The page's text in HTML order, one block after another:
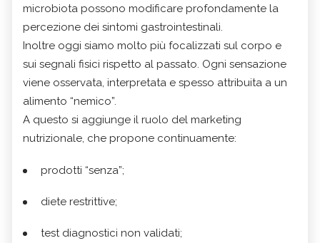
microbiota possono modificare profondamente la
percezione dei sintomi gastrointestinali.
Inoltre oggi siamo molto più focalizzati sul corpo e
sui segnali fisici rispetto al passato. Ogni sensazione
viene osservata, interpretata e spesso attribuita a un
alimento “nemico”.
A questo si aggiunge il ruolo del marketing
nutrizionale, che propone continuamente:
prodotti “senza”;
diete restrittive;
test diagnostici non validati;